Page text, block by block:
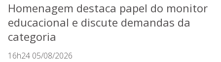
Homenagem destaca papel do monitor
educacional e discute demandas da
categoria
16h24 05/08/2026